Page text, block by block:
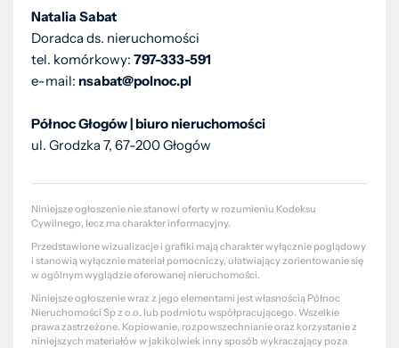
Natalia Sabat
Doradca ds. nieruchomości
tel. komórkowy: 797-333-591
e-mail: nsabat@polnoc.pl
Północ Głogów | biuro nieruchomości
ul. Grodzka 7, 67-200 Głogów
Niniejsze ogłoszenie nie stanowi oferty w rozumieniu Kodeksu
Cywilnego, lecz ma charakter informacyjny.
Przedstawione wizualizacje i grafiki mają charakter wyłącznie poglądowy
i stanowią wyłącznie materiał pomocniczy, ułatwiający zorientowanie się
w ogólnym wyglądzie oferowanej nieruchomości.
Niniejsze ogłoszenie wraz z jego elementami jest własnością Północ
Nieruchomości Sp z o.o. lub podmiotu współpracującego. Wszelkie
prawa zastrzeżone. Kopiowanie, rozpowszechnianie oraz korzystanie z
niniejszych materiałów w jakikolwiek inny sposób wykraczający poza